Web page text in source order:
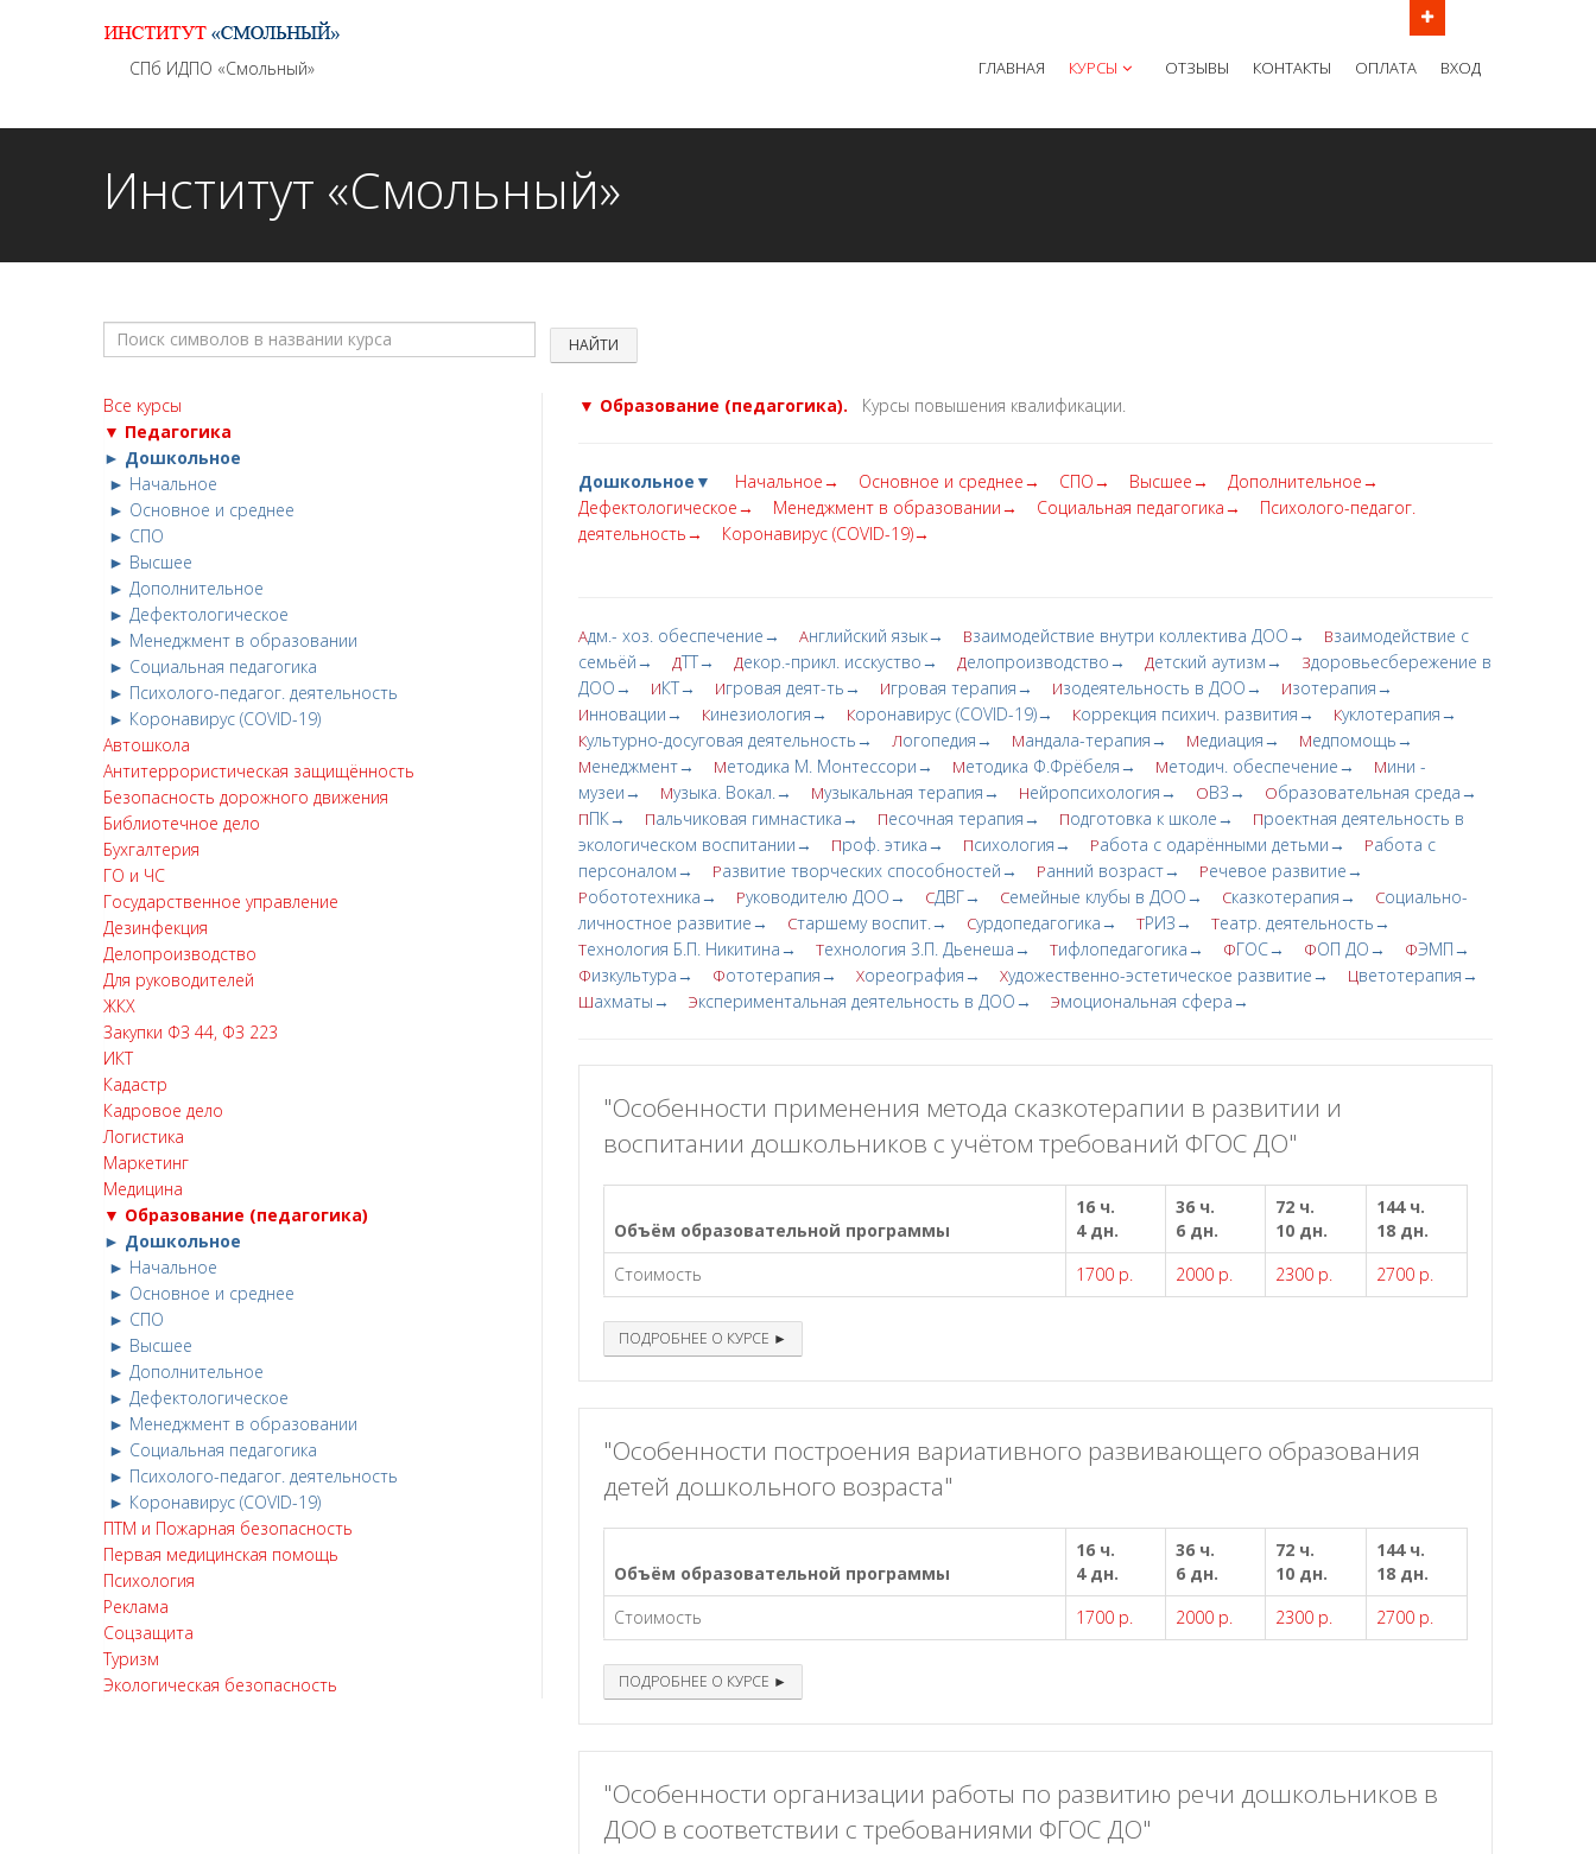
mail@institutsmolnyj.ru
СПб ИДПО «Смольный» ГЛАВНАЯ КУРСЫ ОТЗЫВЫ КОНТАКТЫ ОПЛАТА ВХОД
Институт «Смольный»
Все курсы
▼ Педагогика
► Дошкольное
► Начальное
► Основное и среднее
► СПО
► Высшее
► Дополнительное
► Дефектологическое
► Менеджмент в образовании
► Социальная педагогика
► Психолого-педагог. деятельность
► Коронавирус (COVID-19)
Автошкола
Антитеррористическая защищённость
Безопасность дорожного движения
Библиотечное дело
Бухгалтерия
ГО и ЧС
Государственное управление
Дезинфекция
Делопроизводство
Для руководителей
ЖКХ
Закупки ФЗ 44, ФЗ 223
ИКТ
Кадастр
Кадровое дело
Логистика
Маркетинг
Медицина
▼ Образование (педагогика)
► Дошкольное
► Начальное
► Основное и среднее
► СПО
► Высшее
► Дополнительное
► Дефектологическое
► Менеджмент в образовании
► Социальная педагогика
► Психолого-педагог. деятельность
► Коронавирус (COVID-19)
ПТМ и Пожарная безопасность
Первая медицинская помощь
Психология
Реклама
Соцзащита
Туризм
Экологическая безопасность
▼ Образование (педагогика). Курсы повышения квалификации.
Дошкольное▼ Начальное→ Основное и среднее→ СПО→ Высшее→
Дополнительное→
Дефектологическое→
Менеджмент в образовании→ Социальная педагогика→
Психолого-педагог.
деятельность→
Коронавирус (COVID-19)→
Адм.- хоз. обеспечение→ Английский язык→ Взаимодействие внутри коллектива ДОО→ Взаимодействие с
семьёй→
ДТТ→ Декор.-прикл. исскуство→ Делопроизводство→ Детский аутизм→ Здоровьесбережение в
ДОО→
ИКТ→ Игровая деят-ть→ Игровая терапия→ Изодеятельность в ДОО→ Изотерапия→
Инновации→ Кинезиология→ Коронавирус (COVID-19)→ Коррекция психич. развития→ Куклотерапия→
Культурно-досуговая деятельность→ Логопедия→ Мандала-терапия→ Медиация→ Медпомощь→
Менеджмент→ Методика М. Монтессори→ Методика Ф.Фрёбеля→ Методич. обеспечение→ Мини -
музеи→
Музыка. Вокал.→ Музыкальная терапия→ Нейропсихология→ ОВЗ→ Образовательная среда→
ППК→ Пальчиковая гимнастика→ Песочная терапия→ Подготовка к школе→ Проектная деятельность в
экологическом воспитании→
Проф. этика→ Психология→ Работа с одарёнными детьми→ Работа с
персоналом→
Развитие творческих cпoсобностей→ Ранний возраст→ Речевое развитие→
Робототехника→ Руководителю ДОО→ СДВГ→ Семейные клубы в ДОО→ Сказкотерапия→ Социально-
личностное развитие→
Старшему воспит.→ Сурдопедагогика→ ТРИЗ→ Театр. деятельность→
Технология Б.П. Никитина→ Технология З.П. Дьенеша→ Тифлопедагогика→ ФГОС→ ФОП ДО→ ФЭМП→
Физкультура→ Фототерапия→ Хореография→ Художественно-эстетическое развитие→ Цветотерапия→
Шахматы→ Экспериментальная деятельность в ДОО→ Эмоциональная сфера→
"Особенности применения метода сказкотерапии в развитии и
воспитании дошкольников с учётом требований ФГОС ДО"
Объём образовательной программы
16 ч.
4 дн.
36 ч.
6 дн.
72 ч.
10 дн.
144 ч.
18 дн.
Стоимость
1700 р. 2000 р. 2300 р. 2700 р.
ПОДРОБНЕЕ О КУРСЕ ►
"Особенности построения вариативного развивающего образования
детей дошкольного возраста"
Объём образовательной программы
16 ч.
4 дн.
36 ч.
6 дн.
72 ч.
10 дн.
144 ч.
18 дн.
Стоимость
1700 р. 2000 р. 2300 р. 2700 р.
ПОДРОБНЕЕ О КУРСЕ ►
"Особенности организации работы по развитию речи дошкольников в
ДОО в соответствии с требованиями ФГОС ДО"